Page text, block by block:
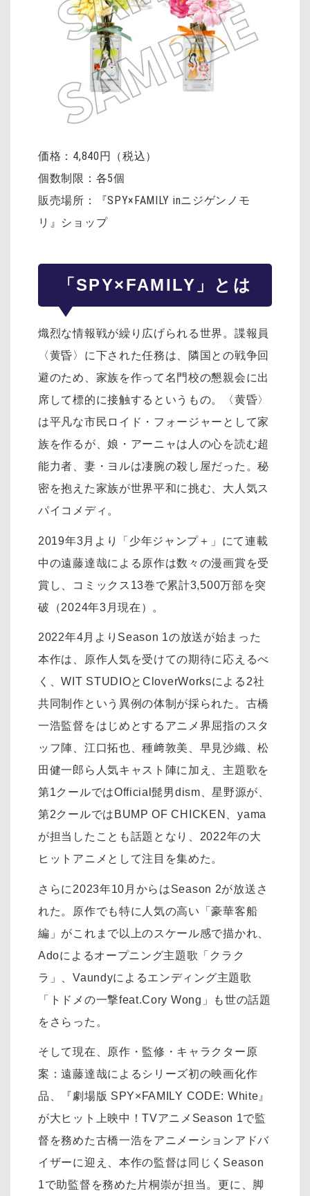
価格：4,840円（税込）
個数制限：各5個
販売場所：『SPY×FAMILY inニジゲンノモ
リ』ショップ
「SPY×FAMILY」とは
熾烈な情報戦が繰り広げられる世界。諜報員
〈黄昏〉に下された任務は、隣国との戦争回
避のため、家族を作って名門校の懇親会に出
席して標的に接触するというもの。〈黄昏〉
は平凡な市民ロイド・フォージャーとして家
族を作るが、娘・アーニャは人の心を読む超
能力者、妻・ヨルは凄腕の殺し屋だった。秘
密を抱えた家族が世界平和に挑む、大人気ス
パイコメディ。
2019年3月より「少年ジャンプ＋」にて連載
中の遠藤達哉による原作は数々の漫画賞を受
賞し、コミックス13巻で累計3,500万部を突
破（2024年3月現在）。
2022年4月よりSeason 1の放送が始まった
本作は、原作人気を受けての期待に応えるべ
く、WIT STUDIOとCloverWorksによる2社
共同制作という異例の体制が採られた。古橋
一浩監督をはじめとするアニメ界屈指のスタ
ッフ陣、江口拓也、種﨑敦美、早見沙織、松
田健一郎ら人気キャスト陣に加え、主題歌を
第1クールではOfficial髭男dism、星野源が、
第2クールではBUMP OF CHICKEN、yama
が担当したことも話題となり、2022年の大
ヒットアニメとして注目を集めた。
さらに2023年10月からはSeason 2が放送さ
れた。原作でも特に人気の高い「豪華客船
編」がこれまで以上のスケール感で描かれ、
Adoによるオープニング主題歌「クラク
ラ」、Vaundyによるエンディング主題歌
「トドメの一撃feat.Cory Wong」も世の話題
をさらった。
そして現在、原作・監修・キャラクター原
案：遠藤達哉によるシリーズ初の映画化作
品、『劇場版 SPY×FAMILY CODE: White』
が大ヒット上映中！TVアニメSeason 1で監
督を務めた古橋一浩をアニメーションアドバ
イザーに迎え、本作の監督は同じくSeason
1で助監督を務めた片桐崇が担当。更に、脚